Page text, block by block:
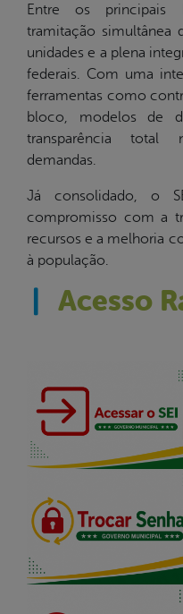
Entre os principais
tramitação simultânea
unidades e a plena
federais. Com uma
ferramentas como
bloco, modelos de
transparência total
demandas.
Já consolidado, o
compromisso com a
recursos e a melhoria
à população.
Acesso